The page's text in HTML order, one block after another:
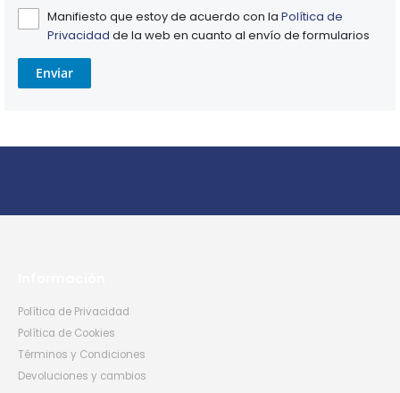
Manifiesto que estoy de acuerdo con la Política de
Privacidad de la web en cuanto al envío de formularios
Enviar
Política de Privacidad
Política de Cookies
Términos y Condiciones
Devoluciones y cambios